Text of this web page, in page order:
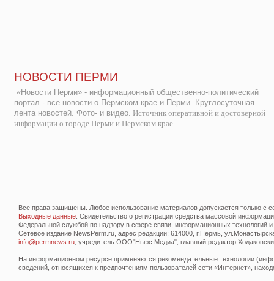
НОВОСТИ ПЕРМИ
«Новости Перми» - информационный общественно-политический
портал - все новости о Пермском крае и Перми. Круглосуточная
лента новостей. Фото- и видео. Источник оперативной и достоверной
информации о городе Перми и Пермском крае.
Все права защищены. Любое использование материалов допускается только с
Выходные данные: Свидетельство о регистрации средства массовой
Федеральной службой по надзору в сфере связи, информационных технологий
Сетевое издание NewsPerm.ru, адрес редакции: 614000, г.Пермь,
info@permnews.ru , учредитель:ООО"Ньюс Медиа", главный редактор
На информационном ресурсе применяются рекомендательные технологии
сведений, относящихся к предпочтениям пользователей сети «Интернет»,